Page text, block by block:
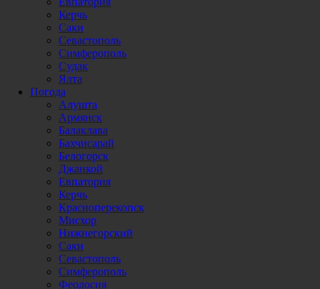
Керчь
Саки
Севастополь
Симферополь
Судак
Ялта
Погода
Алушта
Армянск
Балаклава
Бахчисарай
Белогорск
Джанкой
Евпатория
Керчь
Красноперекопск
Мисхор
Нижнегорский
Саки
Севастополь
Симферополь
Феодосия